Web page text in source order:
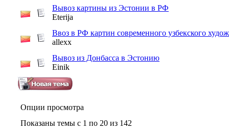
Вывоз картины из Эстонии в РФ
Eterija
Ввоз в РФ картин современного узбекского
allexx
Вывоз из Донбасса в Эстонию
Einik
Опции просмотра
Показаны темы с 1 по 20 из 142